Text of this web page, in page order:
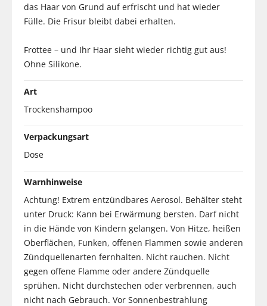
das Haar von Grund auf erfrischt und hat wieder
Fülle. Die Frisur bleibt dabei erhalten.
Frottee – und Ihr Haar sieht wieder richtig gut aus!
Ohne Silikone.
Art
Trockenshampoo
Verpackungsart
Dose
Warnhinweise
Achtung! Extrem entzündbares Aerosol. Behälter steht
unter Druck: Kann bei Erwärmung bersten. Darf nicht
in die Hände von Kindern gelangen. Von Hitze, heißen
Oberflächen, Funken, offenen Flammen sowie anderen
Zündquellenarten fernhalten. Nicht rauchen. Nicht
gegen offene Flamme oder andere Zündquelle
sprühen. Nicht durchstechen oder verbrennen, auch
nicht nach Gebrauch. Vor Sonnenbestrahlung